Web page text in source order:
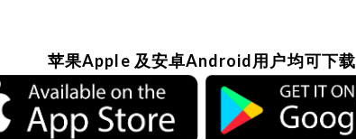
苹果Apple 及安卓Android用户均可下载